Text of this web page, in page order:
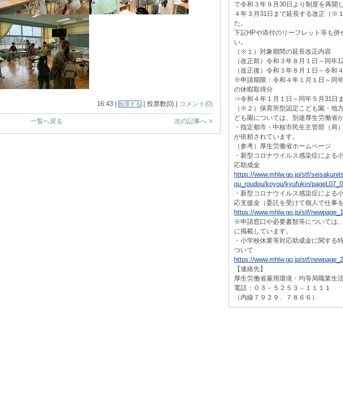
16:43 | 投票する | 投票数(0) | コメント(0)
次の記事へ >
一覧へ戻る
て令和３年９月30日より制度を再開
４年３月31日まで延長する改正（※
た。
下記HPや添付のリーフレット等も併
い。
（※１）対象期間の延長改正内容
（改正前）令和３年８月１日～同年
（改正後）令和３年８月１日～令和
※申請期限：令和４年１月１日～同
の休暇取得分
⇒令和４年１月１日～同年５月31日
（※２）保育所型認定こども園・地
ども園については、別途厚生労働省
・指定都市・中核市民生主管部（局
が依頼されています。
（参考）厚生労働省ホームページ
・新型コロナウイルス感染症による
応助成金
https://www.mhlw.go.jp/stf/
ou_roudou/koyou/kyufukin/
・新型コロナウイルス感染症による
応支援金（委託を受けて個人で仕事
https://www.mhlw.go.jp/stf/
※申請窓口や必要書類等については
に掲載しています。
・小学校休業等対応助成金に関する
ついて
https://www.mhlw.go.jp/stf/
【連絡先】
厚生労働省雇用環境・均等局職業生
電話：０３－５２５３－１１１１
（内線７９２９、７８６６）